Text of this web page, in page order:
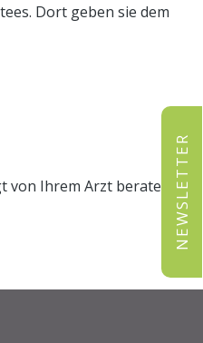
Dort geben sie dem
Ihrem Arzt beraten. NEWSLETTER